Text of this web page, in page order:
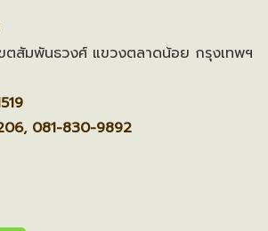
ตสัมพันธวงศ์ แขวงตลาดน้อย กรุงเทพฯ
081-830-9892